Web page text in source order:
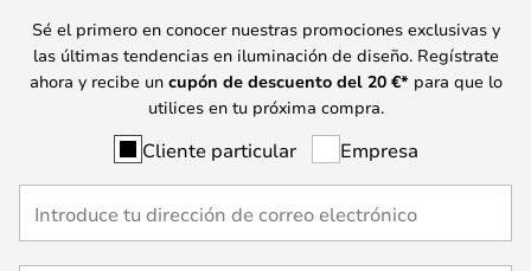
Sé el primero en conocer nuestras promociones exclusivas y
las últimas tendencias en iluminación de diseño. Regístrate
ahora y recibe un cupón de descuento del 20 €* para que lo
utilices en tu próxima compra.
Cliente particular Empresa